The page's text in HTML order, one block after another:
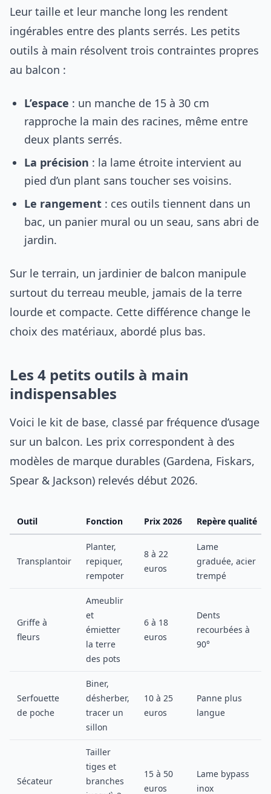
Leur taille et leur manche long les rendent
ingérables entre des plants serrés. Les petits
outils à main résolvent trois contraintes propres
au balcon :
L’espace : un manche de 15 à 30 cm
rapproche la main des racines, même entre
deux plants serrés.
La précision : la lame étroite intervient au
pied d’un plant sans toucher ses voisins.
Le rangement : ces outils tiennent dans un
bac, un panier mural ou un seau, sans abri de
jardin.
Sur le terrain, un jardinier de balcon manipule
surtout du terreau meuble, jamais de la terre
lourde et compacte. Cette différence change le
choix des matériaux, abordé plus bas.
Les 4 petits outils à main
indispensables
Voici le kit de base, classé par fréquence d’usage
sur un balcon. Les prix correspondent à des
modèles de marque durables (Gardena, Fiskars,
Spear & Jackson) relevés début 2026.
Outil Fonction Prix 2026 Repère qualité
Transplantoir
Planter,
repiquer,
rempoter
8 à 22
euros
Lame
graduée, acier
trempé
Griffe à
fleurs
Ameublir
et
émietter
la terre
des pots
6 à 18
euros
Dents
recourbées à
90°
Serfouette
de poche
Biner,
désherber,
tracer un
sillon
10 à 25
euros
Panne plus
langue
Sécateur
Tailler
tiges et
branches
15 à 50
euros
Lame bypass
inox